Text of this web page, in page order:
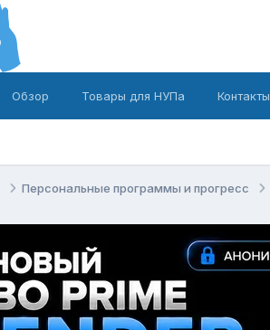
Обзор Товары для НУПа Контакты
Персональные программы и прогресс